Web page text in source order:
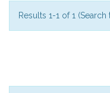
Results 1-1 of 1